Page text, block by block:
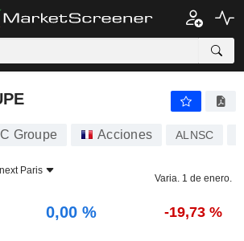
Groupe Acciones ALNSC
Paris
Varia. 1 de enero.
0,00 % -19,73 %